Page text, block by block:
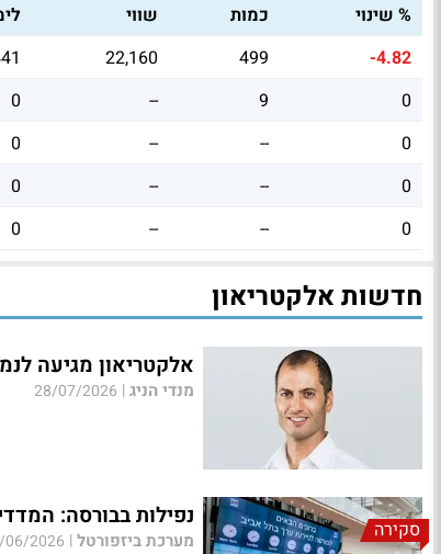
% שינוי כמות שווי
-4.82
499
22,160
0
9
--
0
0
--
--
0
0
--
--
0
0
--
--
0
חדשות אלקטריאון
אלקטריאון מגיעה
מנדי הניג |
28/07/2026
סקירה נפילות בבורסה: המדדים
מערכת ביזפורטל |
06/2026